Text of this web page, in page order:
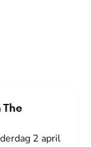
2 april